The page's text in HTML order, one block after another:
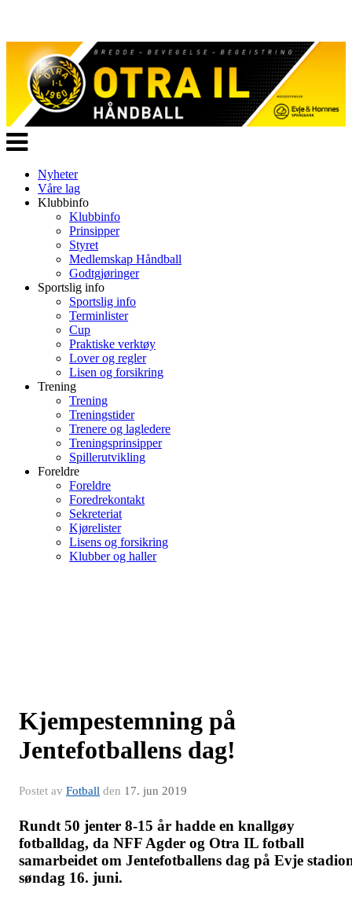
Veksle
navigasjon
Nyheter
Våre lag
Klubbinfo
Klubbinfo
Prinsipper
Styret
Medlemskap Håndball
Godtgjøringer
Sportslig info
Sportslig info
Terminlister
Cup
Praktiske verktøy
Lover og regler
Lisen og forsikring
Trening
Trening
Treningstider
Trenere og lagledere
Treningsprinsipper
Spillerutvikling
Foreldre
Foreldre
Foredrekontakt
Sekreteriat
Kjørelister
Lisens og forsikring
Klubber og haller
Kjempestemning på
Jentefotballens dag!
Postet av Fotball den 17. jun 2019
Rundt 50 jenter 8-15 år hadde en knallgøy
fotballdag, da NFF Agder og Otra IL fotball
samarbeidet om Jentefotballens dag på Evje
søndag 16. juni.